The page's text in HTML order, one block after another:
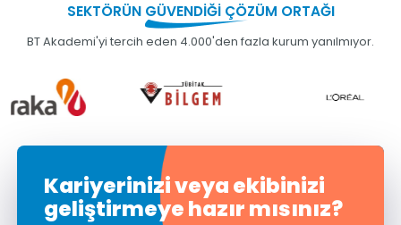
SEKTÖRÜN GÜVENDİĞİÇÖZÜM ORTAĞI
BT Akademi'yi tercih eden 4.000'den fazla kurum yanılmıyor.
Kariyerinizi veya ekibinizi
geliştirmeye hazır mısınız?